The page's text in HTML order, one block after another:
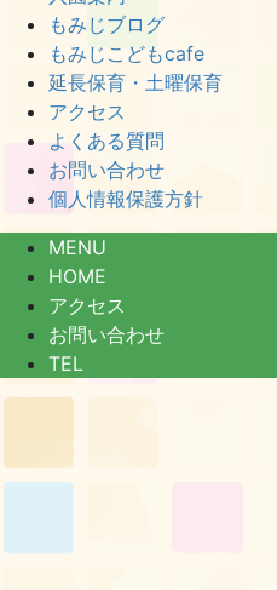
もみじブログ
もみじこどもcafe
延長保育・土曜保育
アクセス
よくある質問
お問い合わせ
個人情報保護方針
MENU
HOME
アクセス
お問い合わせ
TEL